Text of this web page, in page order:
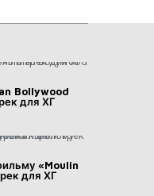
Bollywood
для ХГ
«Moulin
для ХГ